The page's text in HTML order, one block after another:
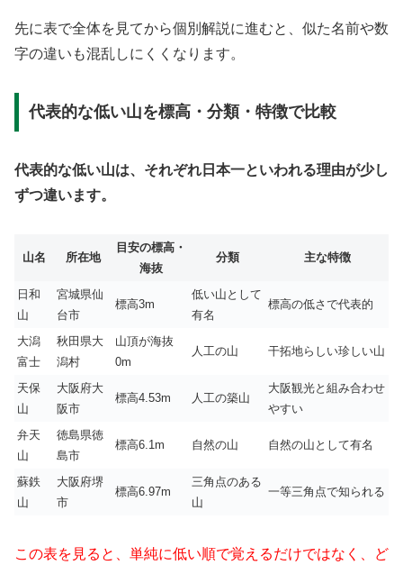
先に表で全体を見てから個別解説に進むと、似た名前や数
字の違いも混乱しにくくなります。
代表的な低い山を標高・分類・特徴で比較
代表的な低い山は、それぞれ日本一といわれる理由が少し
ずつ違います。
山名 所在地
目安の標高・
海抜
分類 主な特徴
日和
山
宮城県仙
台市
標高3m
低い山として
有名
標高の低さで代表的
大潟
富士
秋田県大
潟村
山頂が海抜
0m
人工の山 干拓地らしい珍しい山
天保
山
大阪府大
阪市
標高4.53m 人工の築山
大阪観光と組み合わせ
やすい
弁天
山
徳島県徳
島市
標高6.1m 自然の山 自然の山として有名
蘇鉄
山
大阪府堺
市
標高6.97m
三角点のある
山
一等三角点で知られる
この表を見ると、単純に低い順で覚えるだけではなく、ど